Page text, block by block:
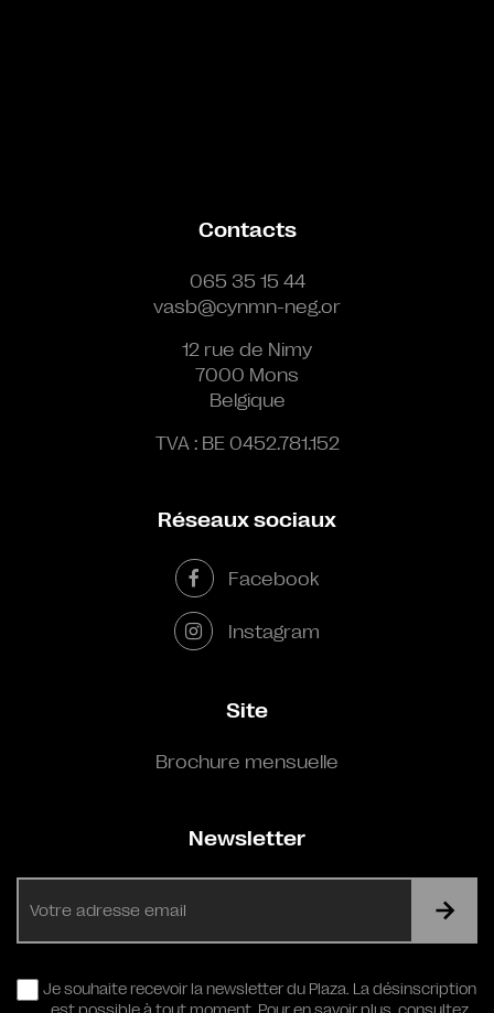
Contacts
065 35 15 44
vasb@cynmn-neg.or
12 rue de Nimy
7000 Mons
Belgique
TVA : BE 0452.781.152
Réseaux sociaux
Facebook
Instagram
Site
Brochure mensuelle
Newsletter
RGPD
Je souhaite recevoir la newsletter du Plaza. La désinscription